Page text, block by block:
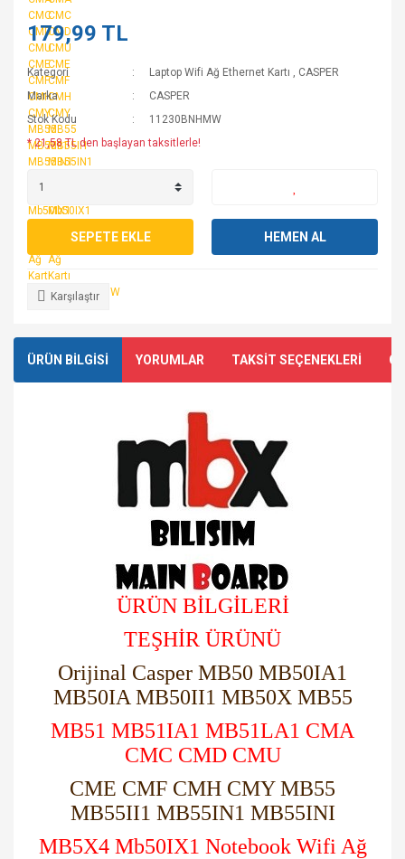
179,99 TL
Kategori Laptop Wifi Ağ Ethernet Kartı , CASPER
Marka
CASPER
Stok Kodu
11230BNHMW
* 21,58 TL den başlayan taksitlerle!
SEPETE EKLE HEMEN AL
Karşılaştır
ÜRÜN BİLGİSİ YORUMLAR TAKSİT SEÇENEKLERİ
ÜRÜN BİLGİLERİ
TEŞHİR ÜRÜNÜ
Orijinal Casper MB50 MB50IA1
MB50IA MB50II1 MB50X MB55
MB51 MB51IA1 MB51LA1 CMA
CMC CMD CMU
CME CMF CMH CMY MB55
MB55II1 MB55IN1 MB55INI
MB5X4 Mb50IX1 Notebook Wifi Ağ